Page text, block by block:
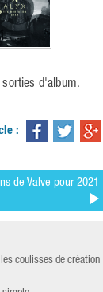
d'album.
:
de Valve pour 2021
coulisses de création